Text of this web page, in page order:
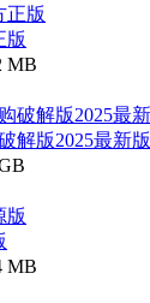
版
MB
解版2025最新版
MB